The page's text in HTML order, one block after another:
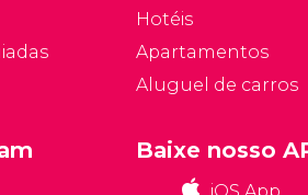
Hotéis
Apartamentos
Aluguel de carros
Baixe nosso